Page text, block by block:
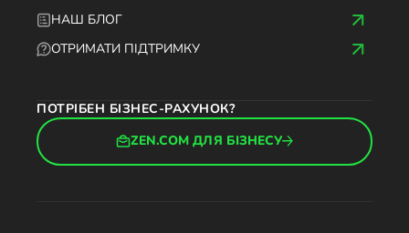
НАШ БЛОГ
ОТРИМАТИ ПІДТРИМКУ
ПОТРІБЕН БІЗНЕС-РАХУНОК?
ZEN.COM ДЛЯ БІЗНЕСУ